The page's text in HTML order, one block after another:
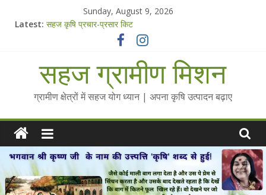
Sunday, August 9, 2026
Latest: सहज कृषि प्रचार-प्रसार किट
Standee Designs @ 2025 for Sahaj Krishi Promotions
Chalo Gaon Ki Or Abhiyaan - 2025-26
Collected Talks on Vibrated Water
सहज ग्रामीण मिशन
ग्रामीण क्षेत्रों में सहज योग ध्यान | अपना कृषि उत्पादन बढ़ाए